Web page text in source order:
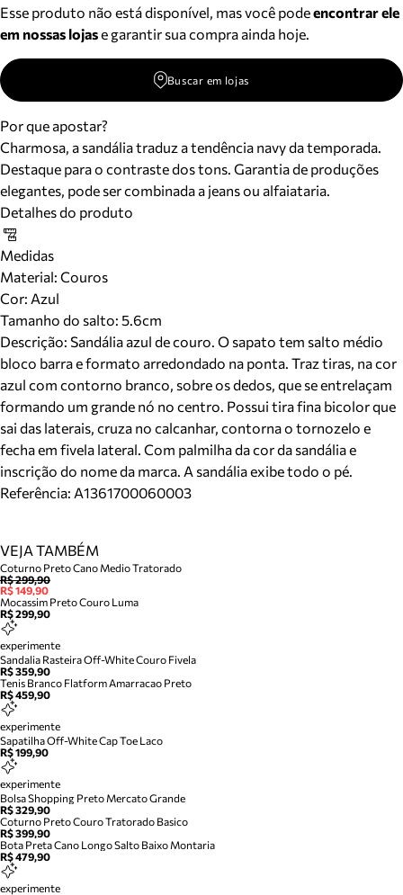
Esse produto não está disponível, mas você podeencontrar ele
em nossas lojase garantir sua compra ainda hoje.
Buscar em lojas
Por que apostar?
Charmosa, a sandália traduz a tendência navy da temporada.
Destaque para o contraste dos tons. Garantia de produções
elegantes, pode ser combinada a jeans ou alfaiataria.
Detalhes do produto
Medidas
Material: Couros
Cor: Azul
Tamanho do salto: 5.6cm
Descrição: Sandália azul de couro. O sapato tem salto médio
bloco barra e formato arredondado na ponta. Traz tiras, na cor
azul com contorno branco, sobre os dedos, que se entrelaçam
formando um grande nó no centro. Possui tira fina bicolor que
sai das laterais, cruza no calcanhar, contorna o tornozelo e
fecha em fivela lateral. Com palmilha da cor da sandália e
inscrição do nome da marca. A sandália exibe todo o pé.
Referência: A1361700060003
VEJA TAMBÉM
Coturno Preto Cano Medio Tratorado
R$ 299,90
R$ 149,90
Mocassim Preto Couro Luma
R$ 299,90
experimente
Sandalia Rasteira Off-White Couro Fivela
R$ 359,90
Tenis Branco Flatform Amarracao Preto
R$ 459,90
experimente
Sapatilha Off-White Cap Toe Laco
R$ 199,90
experimente
Bolsa Shopping Preto Mercato Grande
R$ 329,90
Coturno Preto Couro Tratorado Basico
R$ 399,90
Bota Preta Cano Longo Salto Baixo Montaria
R$ 479,90
experimente